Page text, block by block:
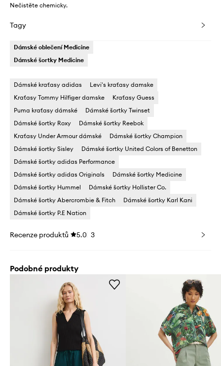
Nečistěte chemicky.
Tagy
Dámské oblečení Medicine
Dámské šortky Medicine
Dámské kraťasy adidas
Levi's kraťasy damske
Kraťasy Tommy Hilfiger damske
Kraťasy Guess
Puma kraťasy dámské
Dámské šortky Twinset
Dámské šortky Roxy
Dámské šortky Reebok
Kraťasy Under Armour dámské
Dámské šortky Champion
Dámské šortky Sisley
Dámské šortky United Colors of Benetton
Dámské šortky adidas Performance
Dámské šortky adidas Originals
Dámské šortky Medicine
Dámské šortky Hummel
Dámské šortky Hollister Co.
Dámské šortky Abercrombie & Fitch
Dámské šortky Karl Kani
Dámské šortky P.E Nation
Recenze produktů 5.0 3
Podobné produkty